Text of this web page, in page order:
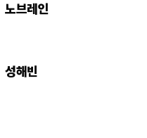
노브레인
성해빈